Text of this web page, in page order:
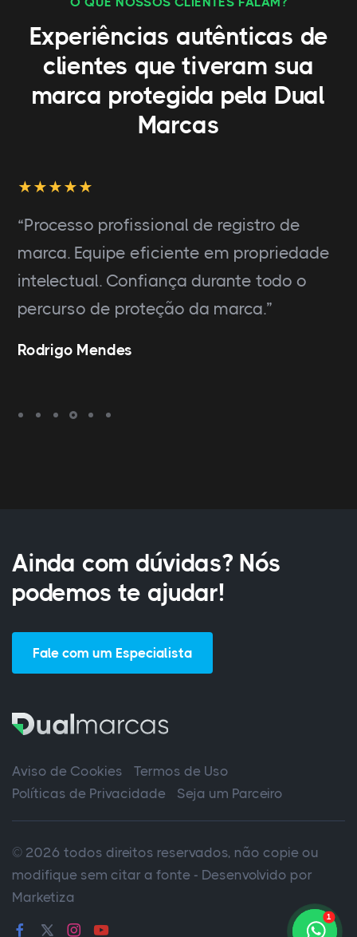
Experiências autênticas de
clientes que tiveram sua
marca protegida pela Dual
Marcas
“Processo profissional de registro de
marca. Equipe eficiente em propriedade
intelectual. Confiança durante todo o
percurso de proteção da marca.”
Rodrigo Mendes
Ainda com dúvidas? Nós
podemos te ajudar!
Fale com um Especialista
Aviso de Cookies
Termos de Uso
Políticas de Privacidade
Seja um Parceiro
© 2026 todos direitos reservados, não copie ou
modifique sem citar a fonte - Desenvolvido por
Marketiza
1